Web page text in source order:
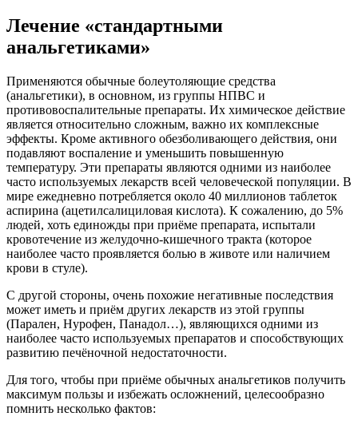
Лечение «стандартными
анальгетиками»
Применяются обычные болеутоляющие средства
(анальгетики), в основном, из группы НПВС и
противовоспалительные препараты. Их химическое действие
является относительно сложным, важно их комплексные
эффекты. Кроме активного обезболивающего действия, они
подавляют воспаление и уменьшить повышенную
температуру. Эти препараты являются одними из наиболее
часто используемых лекарств всей человеческой популяции. В
мире ежедневно потребляется около 40 миллионов таблеток
аспирина (ацетилсалициловая кислота). К сожалению, до 5%
людей, хоть единожды при приёме препарата, испытали
кровотечение из желудочно-кишечного тракта (которое
наиболее часто проявляется болью в животе или наличием
крови в стуле).
С другой стороны, очень похожие негативные последствия
может иметь и приём других лекарств из этой группы
(Парален, Нурофен, Панадол…), являющихся одними из
наиболее часто используемых препаратов и способствующих
развитию печёночной недостаточности.
Для того, чтобы при приёме обычных анальгетиков получить
максимум пользы и избежать осложнений, целесообразно
помнить несколько фактов: